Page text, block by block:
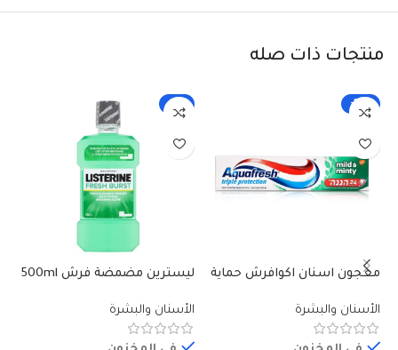
منتجات ذات صله
-10%
معجون اسنان اكوافرش حماية
الأسنان والبشرة
ليسترين مضمضة فرش 500ml
الأسنان والبشرة